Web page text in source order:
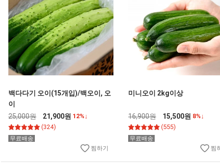
백다다기 오이(15개입)/백오이, 오
이
25,000원
21,900원 12%↓
(324)
무료배송
찜하기
미니오이 2kg이상
16,900원 15,500원 8%↓
(555)
무료배송
찜